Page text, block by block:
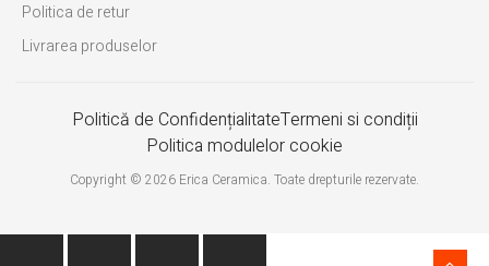
Politica de retur
Livrarea produselor
Politică de ConfidențialitateTermeni si condiții
Politica modulelor cookie
Copyright © 2026 Erica Ceramica. Toate drepturile rezervate.